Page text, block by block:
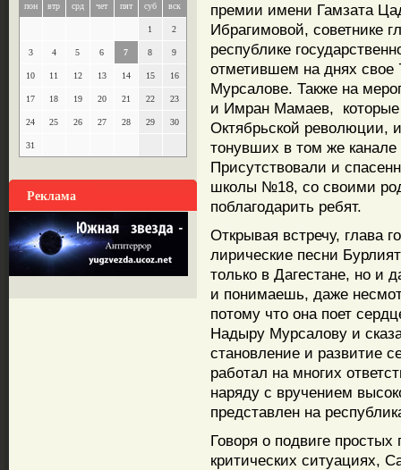
пон втр срд чет пят суб вск
1 2
3 4 5 6 7 8 9
10 11 12 13 14 15 16
17 18 19 20 21 22 23
24 25 26 27 28 29 30
31
Реклама
премии имени Гамзата
Ибрагимовой, советнике
республике
отметившем на днях свое
Мурсалове. Также на
и Имран Мамаев,
Октябрьской революции,
тонувших в том же
Присутствовали и
школы №18, со своими
поблагодарить ребят.
Открывая встречу, глава
лирические песни
только в Дагестане, но и
и понимаешь, даже
потому что она поет
Надыру Мурсалову и
становление и развитие
работал на многих
наряду с вручением
представлен на
Говоря о подвиге
критических ситуациях,